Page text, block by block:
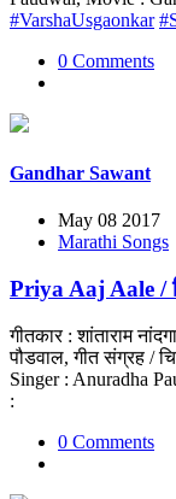
#VarshaUsgaonkar
0 Comments
Gandhar Sawant
May 08 2017
Marathi Songs
Priya Aaj Aale /
गीतकार : शांताराम
पौडवाल, गीत संग्रह /
Singer : Anuradha
:
0 Comments